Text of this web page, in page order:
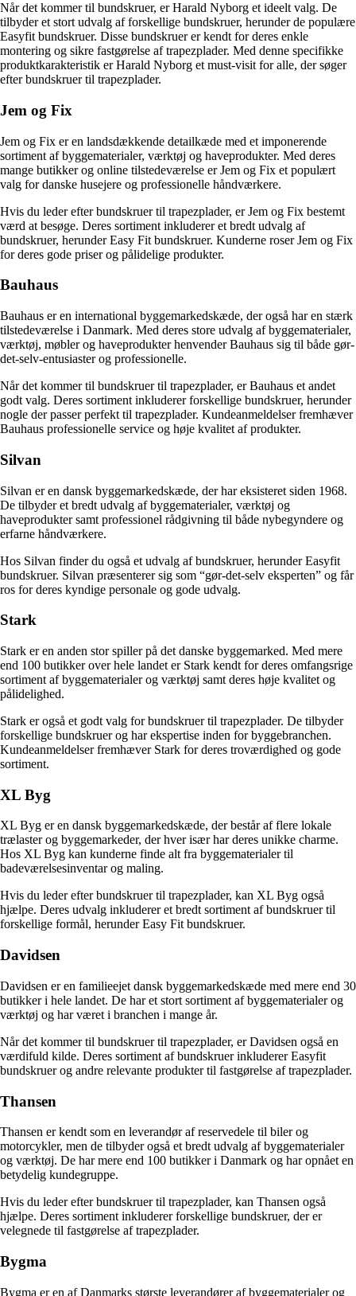
Når det kommer til bundskruer, er Harald Nyborg et ideelt valg. De
tilbyder et stort udvalg af forskellige bundskruer, herunder de populære
Easyfit bundskruer. Disse bundskruer er kendt for deres enkle
montering og sikre fastgørelse af trapezplader. Med denne specifikke
produktkarakteristik er Harald Nyborg et must-visit for alle, der søger
efter bundskruer til trapezplader.
Jem og Fix
Jem og Fix er en landsdækkende detailkæde med et imponerende
sortiment af byggematerialer, værktøj og haveprodukter. Med deres
mange butikker og online tilstedeværelse er Jem og Fix et populært
valg for danske husejere og professionelle håndværkere.
Hvis du leder efter bundskruer til trapezplader, er Jem og Fix bestemt
værd at besøge. Deres sortiment inkluderer et bredt udvalg af
bundskruer, herunder Easy Fit bundskruer. Kunderne roser Jem og Fix
for deres gode priser og pålidelige produkter.
Bauhaus
Bauhaus er en international byggemarkedskæde, der også har en stærk
tilstedeværelse i Danmark. Med deres store udvalg af byggematerialer,
værktøj, møbler og haveprodukter henvender Bauhaus sig til både gør-
det-selv-entusiaster og professionelle.
Når det kommer til bundskruer til trapezplader, er Bauhaus et andet
godt valg. Deres sortiment inkluderer forskellige bundskruer, herunder
nogle der passer perfekt til trapezplader. Kundeanmeldelser fremhæver
Bauhaus professionelle service og høje kvalitet af produkter.
Silvan
Silvan er en dansk byggemarkedskæde, der har eksisteret siden 1968.
De tilbyder et bredt udvalg af byggematerialer, værktøj og
haveprodukter samt professionel rådgivning til både nybegyndere og
erfarne håndværkere.
Hos Silvan finder du også et udvalg af bundskruer, herunder Easyfit
bundskruer. Silvan præsenterer sig som “gør-det-selv eksperten” og får
ros for deres kyndige personale og gode udvalg.
Stark
Stark er en anden stor spiller på det danske byggemarked. Med mere
end 100 butikker over hele landet er Stark kendt for deres omfangsrige
sortiment af byggematerialer og værktøj samt deres høje kvalitet og
pålidelighed.
Stark er også et godt valg for bundskruer til trapezplader. De tilbyder
forskellige bundskruer og har ekspertise inden for byggebranchen.
Kundeanmeldelser fremhæver Stark for deres troværdighed og gode
sortiment.
XL Byg
XL Byg er en dansk byggemarkedskæde, der består af flere lokale
trælaster og byggemarkeder, der hver især har deres unikke charme.
Hos XL Byg kan kunderne finde alt fra byggematerialer til
badeværelsesinventar og maling.
Hvis du leder efter bundskruer til trapezplader, kan XL Byg også
hjælpe. Deres udvalg inkluderer et bredt sortiment af bundskruer til
forskellige formål, herunder Easy Fit bundskruer.
Davidsen
Davidsen er en familieejet dansk byggemarkedskæde med mere end 30
butikker i hele landet. De har et stort sortiment af byggematerialer og
værktøj og har været i branchen i mange år.
Når det kommer til bundskruer til trapezplader, er Davidsen også en
værdifuld kilde. Deres sortiment af bundskruer inkluderer Easyfit
bundskruer og andre relevante produkter til fastgørelse af trapezplader.
Thansen
Thansen er kendt som en leverandør af reservedele til biler og
motorcykler, men de tilbyder også et bredt udvalg af byggematerialer
og værktøj. De har mere end 100 butikker i Danmark og har opnået en
betydelig kundegruppe.
Hvis du leder efter bundskruer til trapezplader, kan Thansen også
hjælpe. Deres sortiment inkluderer forskellige bundskruer, der er
velegnede til fastgørelse af trapezplader.
Bygma
Bygma er en af Danmarks største leverandører af byggematerialer og